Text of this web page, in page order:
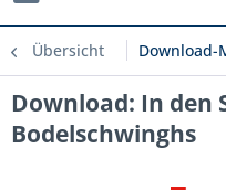
Übersicht Download-
Download: In den
Bodelschwinghs